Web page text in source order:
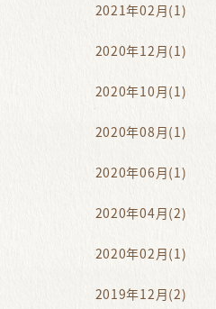
2021年02月(1)
2020年12月(1)
2020年10月(1)
2020年08月(1)
2020年06月(1)
2020年04月(2)
2020年02月(1)
2019年12月(2)